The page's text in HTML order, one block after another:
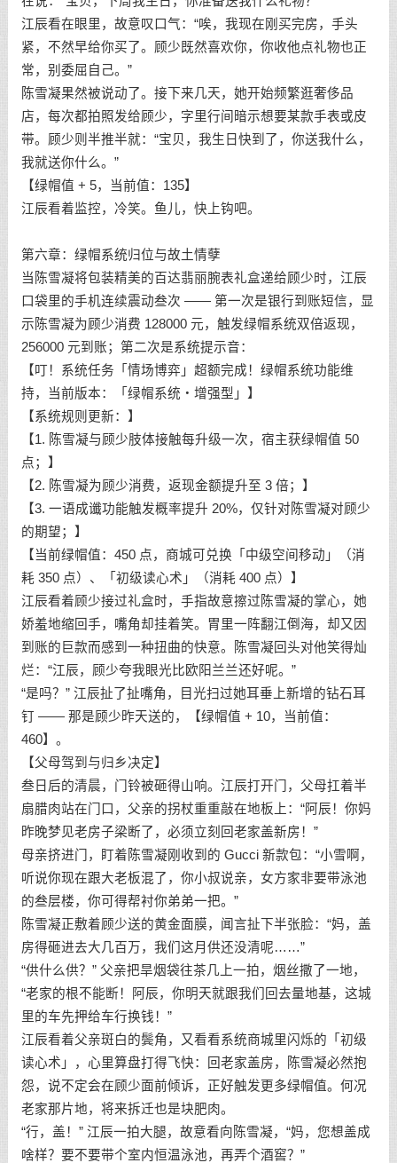
江辰看在眼里，故意叹口气：“唉，我现在刚买完房，手头
紧，不然早给你买了。顾少既然喜欢你，你收他点礼物也正
常，别委屈自己。”
陈雪凝果然被说动了。接下来几天，她开始频繁逛奢侈品
店，每次都拍照发给顾少，字里行间暗示想要某款手表或皮
带。顾少则半推半就：“宝贝，我生日快到了，你送我什么，
我就送你什么。”
【绿帽值 + 5，当前值：135】
江辰看着监控，冷笑。鱼儿，快上钩吧。
第六章：绿帽系统归位与故土情孽
当陈雪凝将包装精美的百达翡丽腕表礼盒递给顾少时，江辰
口袋里的手机连续震动叁次 —— 第一次是银行到账短信，显
示陈雪凝为顾少消费 128000 元，触发绿帽系统双倍返现，
256000 元到账；第二次是系统提示音：
【叮！系统任务「情场博弈」超额完成！绿帽系统功能维
持，当前版本：「绿帽系统・增强型」】
【系统规则更新：】
【1. 陈雪凝与顾少肢体接触每升级一次，宿主获绿帽值 50
点；】
【2. 陈雪凝为顾少消费，返现金额提升至 3 倍；】
【3. 一语成谶功能触发概率提升 20%，仅针对陈雪凝对顾少
的期望；】
【当前绿帽值：450 点，商城可兑换「中级空间移动」（消
耗 350 点）、「初级读心术」（消耗 400 点）】
江辰看着顾少接过礼盒时，手指故意擦过陈雪凝的掌心，她
娇羞地缩回手，嘴角却挂着笑。胃里一阵翻江倒海，却又因
到账的巨款而感到一种扭曲的快意。陈雪凝回头对他笑得灿
烂：“江辰，顾少夸我眼光比欧阳兰兰还好呢。”
“是吗？” 江辰扯了扯嘴角，目光扫过她耳垂上新增的钻石耳
钉 —— 那是顾少昨天送的，【绿帽值 + 10，当前值：
460】。
【父母驾到与归乡决定】
叁日后的清晨，门铃被砸得山响。江辰打开门，父母扛着半
扇腊肉站在门口，父亲的拐杖重重敲在地板上：“阿辰！你妈
昨晚梦见老房子梁断了，必须立刻回老家盖新房！”
母亲挤进门，盯着陈雪凝刚收到的 Gucci 新款包：“小雪啊，
听说你现在跟大老板混了，你小叔说亲，女方家非要带泳池
的叁层楼，你可得帮衬你弟弟一把。”
陈雪凝正敷着顾少送的黄金面膜，闻言扯下半张脸：“妈，盖
房得砸进去大几百万，我们这月供还没清呢……”
“供什么供？” 父亲把旱烟袋往茶几上一拍，烟丝撒了一地，
“老家的根不能断！阿辰，你明天就跟我们回去量地基，这城
里的车先押给车行换钱！”
江辰看着父亲斑白的鬓角，又看看系统商城里闪烁的「初级
读心术」，心里算盘打得飞快：回老家盖房，陈雪凝必然抱
怨，说不定会在顾少面前倾诉，正好触发更多绿帽值。何况
老家那片地，将来拆迁也是块肥肉。
“行，盖！” 江辰一拍大腿，故意看向陈雪凝，“妈，您想盖成
啥样？要不要带个室内恒温泳池，再弄个酒窖？”